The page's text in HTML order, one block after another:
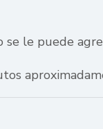
se le puede